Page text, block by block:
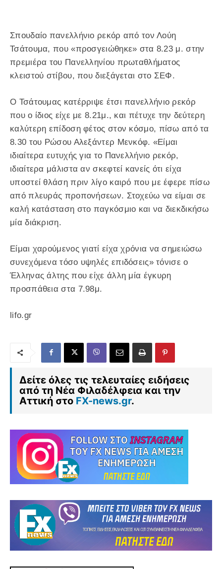
Σπουδαίο πανελλήνιο ρεκόρ από τον Λούη
Τσάτουμα, που «προσγειώθηκε» στα 8.23 μ. στην
πρεμιέρα του Πανελληνίου πρωταθλήματος
κλειστού στίβου, που διεξάγεται στο ΣΕΦ.
Ο Τσάτουμας κατέρριψε έτσι πανελλήνιο ρεκόρ
που ο ίδιος είχε με 8.21μ., και πέτυχε την δεύτερη
καλύτερη επίδοση φέτος στον κόσμο, πίσω από τα
8.30 του Ρώσου Αλεξάντερ Μενκόφ. «Είμαι
ιδιαίτερα ευτυχής για το Πανελλήνιο ρεκόρ,
ιδιαίτερα μάλιστα αν σκεφτεί κανείς ότι είχα
υποστεί θλάση πριν λίγο καιρό που με έφερε πίσω
από πλευράς προπονήσεων. Στοχεύω να είμαι σε
καλή κατάσταση στο παγκόσμιο και να διεκδικήσω
μία διάκριση.
Είμαι χαρούμενος γιατί είχα χρόνια να σημειώσω
συνεχόμενα τόσο υψηλές επιδόσεις» τόνισε ο
Έλληνας άλτης που είχε άλλη μία έγκυρη
προσπάθεια στα 7.98μ.
lifo.gr
Δείτε όλες τις τελευταίες ειδήσεις
από τη Νέα Φιλαδέλφεια και την
Αττική στο FX-news.gr.